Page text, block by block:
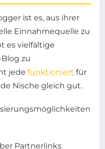
ist es, aus ihrer
Einnahmequelle zu
es vielfältige
zu
jede funktioniert für
Nische gleich gut.
Partnerlinks